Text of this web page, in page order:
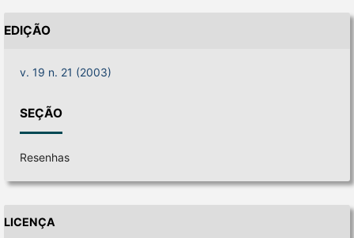
EDIÇÃO
v. 19 n. 21 (2003)
SEÇÃO
Resenhas
LICENÇA